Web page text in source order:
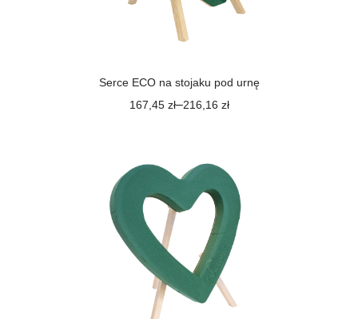
Serce ECO na stojaku pod urnę
167,45 zł–216,16 zł